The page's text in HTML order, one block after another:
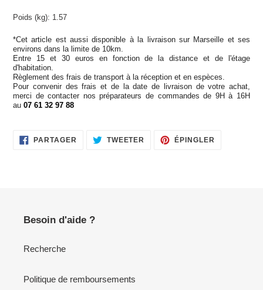
à
panier
Poids (kg): 1.57
*Cet article est aussi disponible à la livraison sur Marseille et ses
environs dans la limite de 10km.
Entre 15 et 30 euros en fonction de la distance et de l'étage
d'habitation.
Règlement des frais de transport à la réception et en espèces.
Pour convenir des frais et de la date de livraison de votre achat,
merci de contacter nos préparateurs de commandes de 9H à 16H
au 07 61 32 97 88
PARTAGER PARTAGER
SUR
TWEETER TWEETER
SUR
ÉPINGLER
Besoin d'aide ?
Recherche
Politique de remboursements